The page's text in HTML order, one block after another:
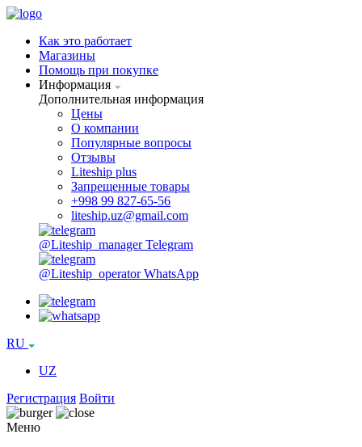
Как это работает
Магазины
Помощь при покупке
Информация
Дополнительная информация
Цены
О компании
Популярные вопросы
Отзывы
Liteship plus
Запрещенные товары
+998 99 827-65-56
liteship.uz@gmail.com
@Liteship_manager Telegram
@Liteship_operator WhatsApp
RU
UZ
Регистрация Войти
Меню